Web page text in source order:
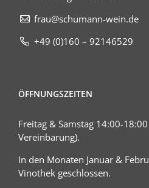
frau@schumann-wein.de
+49 (0)160 – 92146529
ÖFFNUNGSZEITEN
Freitag & Samstag 14:00-
Vereinbarung).
In den Monaten Januar &
Vinothek geschlossen.